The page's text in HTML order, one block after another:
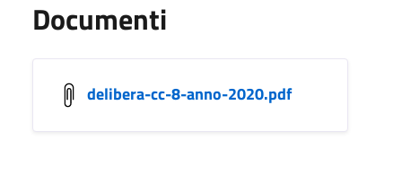
Documenti
delibera-cc-8-anno-2020.pdf